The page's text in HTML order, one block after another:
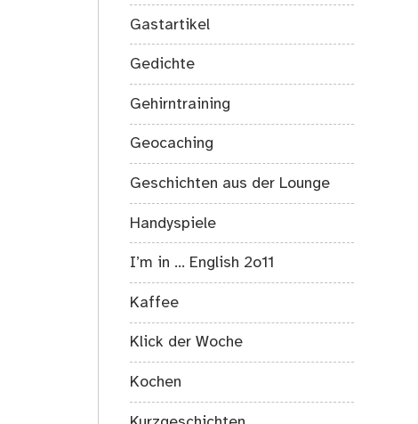
Gastartikel
Gedichte
Gehirntraining
Geocaching
Geschichten aus der Lounge
Handyspiele
I’m in … English 2o11
Kaffee
Klick der Woche
Kochen